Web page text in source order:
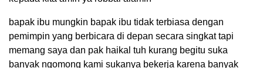
bapak ibu mungkin bapak ibu tidak terbiasa dengan
pemimpin yang berbicara di depan secara singkat tapi
memang saya dan pak haikal tuh kurang begitu suka
banyak ngomong kami sukanya bekerja karena banyak